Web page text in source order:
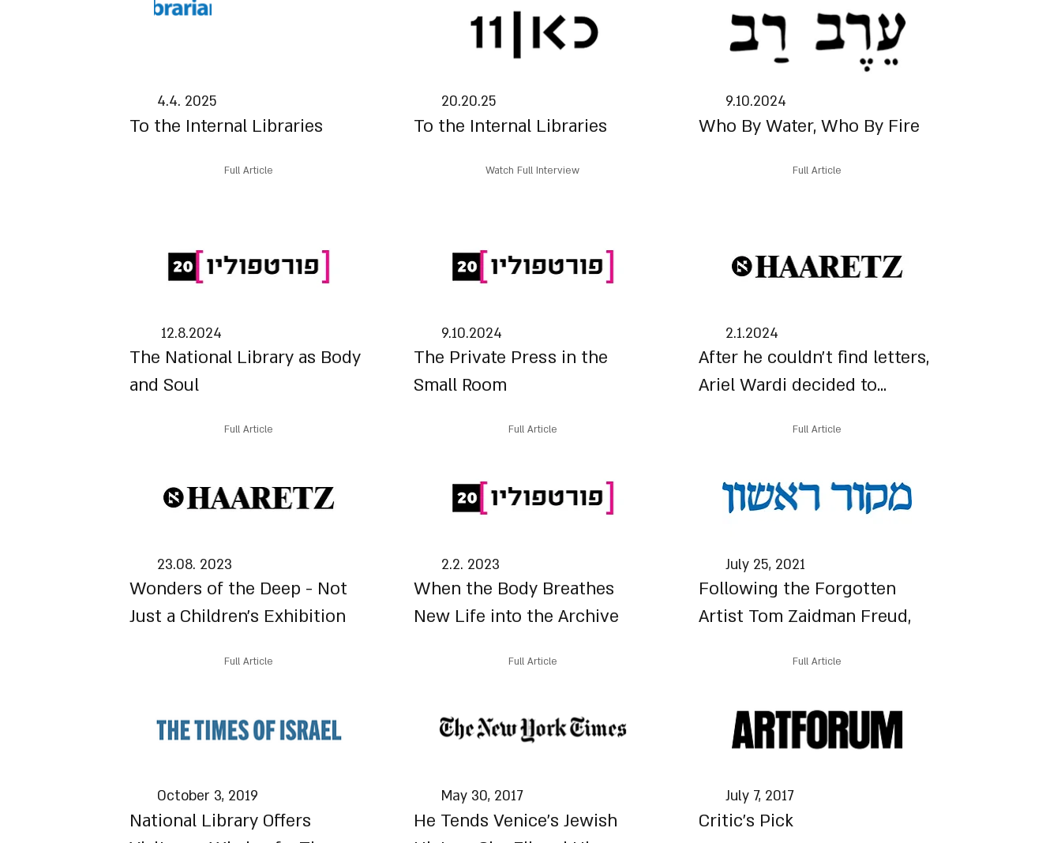
4.4. 2025
To the Internal Libraries
Full Article
20.20.25
To the Internal Libraries
Watch Full Interview
9.10.2024
Who By Water, Who By Fire
Full Article
12.8.2024
The National Library as Body
and Soul
Full Article
9.10.2024
The Private Press in the
Small Room
Full Article
2.1.2024
After he couldn't find letters,
Ariel Wardi decided to...
Full Article
23.08. 2023
Wonders of the Deep - Not
Just a Children’s Exhibition
Full Article
2.2. 2023
When the Body Breathes
New Life into the Archive
Full Article
July 25, 2021
Following the Forgotten
Artist Tom Zaidman Freud,
Full Article
October 3, 2019
National Library Offers
May 30, 2017
He Tends Venice’s Jewish
July 7, 2017
Critic’s Pick